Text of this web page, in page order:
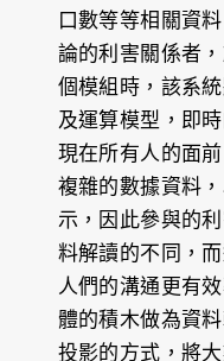
口數等等相關資
論的利害關係者
個模組時，該系
及運算模型，即
現在所有人的面
複雜的數據資料
示，因此參與的
料解讀的不同，
人們的溝通更有
體的積木做為資
投影的方式，將